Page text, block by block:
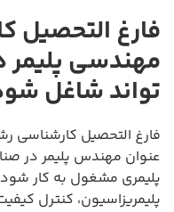
فارغ التحصیل
مهندسی پلیمر
تواند شاغل
فارغ التحصیل کارشناسی
عنوان مهندس پلیمر در
پلیمری مشغول به کار
پلیمریزاسیون، کنترل